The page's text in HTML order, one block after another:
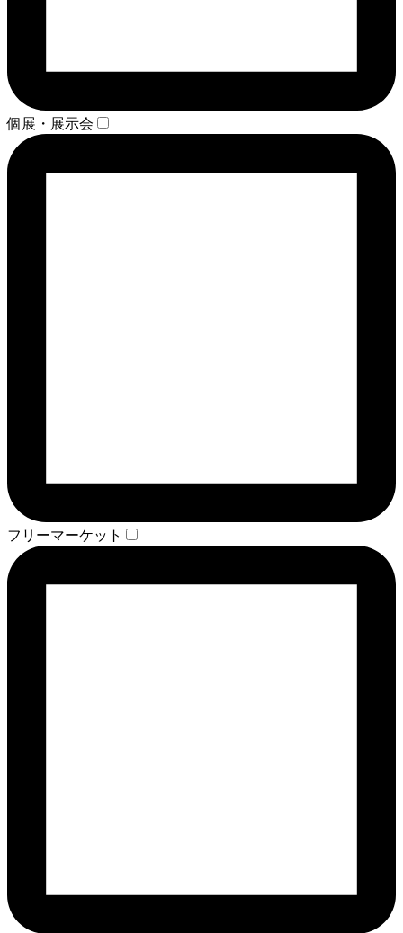
個展・展示会
フリーマーケット